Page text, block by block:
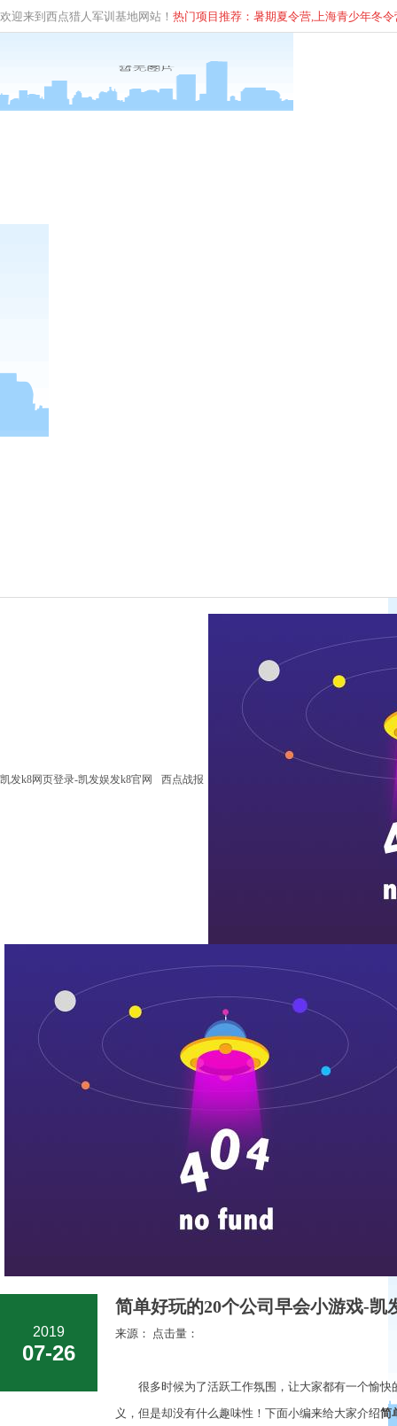
欢迎来到西点猎人军训基地网站！ 热门项目推荐：暑期夏令营,上海青少年冬令
凯发k8网页登录-凯发娱发k8官网 西点战报
2019
07-26
简单好玩的20个公司早会小游戏-凯
来源： 点击量：
很多时候为了活跃工作氛围，让大家都有一个愉快
义，但是却没有什么趣味性！下面小编来给大家介绍简